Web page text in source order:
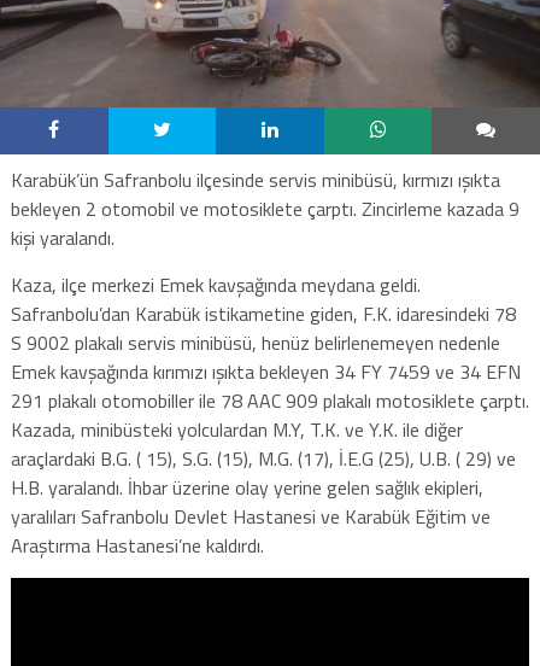
Karabük’ün Safranbolu ilçesinde servis minibüsü, kırmızı ışıkta
bekleyen 2 otomobil ve motosiklete çarptı. Zincirleme kazada 9
kişi yaralandı.
Kaza, ilçe merkezi Emek kavşağında meydana geldi.
Safranbolu’dan Karabük istikametine giden, F.K. idaresindeki 78
S 9002 plakalı servis minibüsü, henüz belirlenemeyen nedenle
Emek kavşağında kırımızı ışıkta bekleyen 34 FY 7459 ve 34 EFN
291 plakalı otomobiller ile 78 AAC 909 plakalı motosiklete çarptı.
Kazada, minibüsteki yolculardan M.Y, T.K. ve Y.K. ile diğer
araçlardaki B.G. ( 15), S.G. (15), M.G. (17), İ.E.G (25), U.B. ( 29) ve
H.B. yaralandı. İhbar üzerine olay yerine gelen sağlık ekipleri,
yaralıları Safranbolu Devlet Hastanesi ve Karabük Eğitim ve
Araştırma Hastanesi’ne kaldırdı.